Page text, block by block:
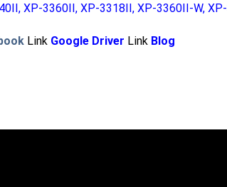
, XP-3360II, XP-3318II, XP-3360II-W,
Link Google Driver Link Blog